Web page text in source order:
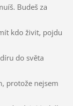
Budeš za
kdo živit, pojdu
do světa
protože nejsem